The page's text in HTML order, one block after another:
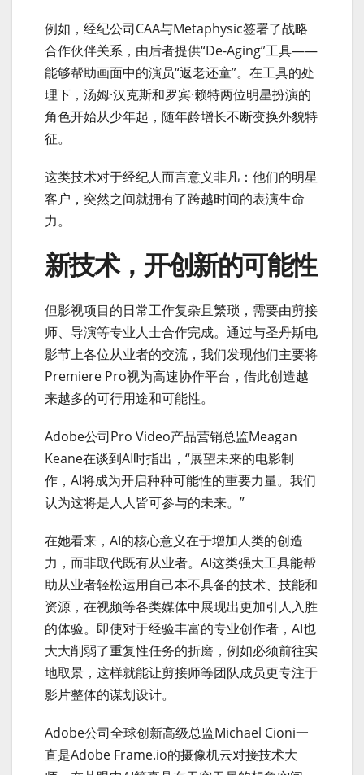
例如，经纪公司CAA与Metaphysic签署了战略
合作伙伴关系，由后者提供“De-Aging”工具——
能够帮助画面中的演员“返老还童”。在工具的处
理下，汤姆·汉克斯和罗宾·赖特两位明星扮演的
角色开始从少年起，随年龄增长不断变换外貌特
征。
这类技术对于经纪人而言意义非凡：他们的明星
客户，突然之间就拥有了跨越时间的表演生命
力。
新技术，开创新的可能性
但影视项目的日常工作复杂且繁琐，需要由剪接
师、导演等专业人士合作完成。通过与圣丹斯电
影节上各位从业者的交流，我们发现他们主要将
Premiere Pro视为高速协作平台，借此创造越
来越多的可行用途和可能性。
Adobe公司Pro Video产品营销总监Meagan
Keane在谈到AI时指出，“展望未来的电影制
作，AI将成为开启种种可能性的重要力量。我们
认为这将是人人皆可参与的未来。”
在她看来，AI的核心意义在于增加人类的创造
力，而非取代既有从业者。AI这类强大工具能帮
助从业者轻松运用自己本不具备的技术、技能和
资源，在视频等各类媒体中展现出更加引人入胜
的体验。即使对于经验丰富的专业创作者，AI也
大大削弱了重复性任务的折磨，例如必须前往实
地取景，这样就能让剪接师等团队成员更专注于
影片整体的谋划设计。
Adobe公司全球创新高级总监Michael Cioni一
直是Adobe Frame.io的摄像机云对接技术大